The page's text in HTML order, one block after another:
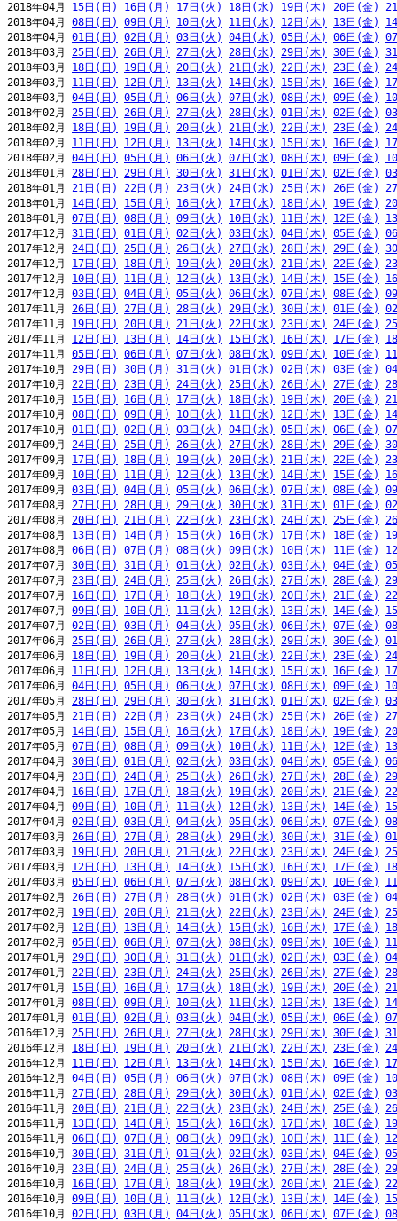
2018年04月 15日(日) 16日(月) 17日(火) 18日(水) 19日(木) 20日(金)
2018年04月 08日(日) 09日(月) 10日(火) 11日(水) 12日(木) 13日(金)
2018年04月 01日(日) 02日(月) 03日(火) 04日(水) 05日(木) 06日(金)
2018年03月 25日(日) 26日(月) 27日(火) 28日(水) 29日(木) 30日(金)
2018年03月 18日(日) 19日(月) 20日(火) 21日(水) 22日(木) 23日(金)
2018年03月 11日(日) 12日(月) 13日(火) 14日(水) 15日(木) 16日(金)
2018年03月 04日(日) 05日(月) 06日(火) 07日(水) 08日(木) 09日(金)
2018年02月 25日(日) 26日(月) 27日(火) 28日(水) 01日(木) 02日(金)
2018年02月 18日(日) 19日(月) 20日(火) 21日(水) 22日(木) 23日(金)
2018年02月 11日(日) 12日(月) 13日(火) 14日(水) 15日(木) 16日(金)
2018年02月 04日(日) 05日(月) 06日(火) 07日(水) 08日(木) 09日(金)
2018年01月 28日(日) 29日(月) 30日(火) 31日(水) 01日(木) 02日(金)
2018年01月 21日(日) 22日(月) 23日(火) 24日(水) 25日(木) 26日(金)
2018年01月 14日(日) 15日(月) 16日(火) 17日(水) 18日(木) 19日(金)
2018年01月 07日(日) 08日(月) 09日(火) 10日(水) 11日(木) 12日(金)
2017年12月 31日(日) 01日(月) 02日(火) 03日(水) 04日(木) 05日(金)
2017年12月 24日(日) 25日(月) 26日(火) 27日(水) 28日(木) 29日(金)
2017年12月 17日(日) 18日(月) 19日(火) 20日(水) 21日(木) 22日(金)
2017年12月 10日(日) 11日(月) 12日(火) 13日(水) 14日(木) 15日(金)
2017年12月 03日(日) 04日(月) 05日(火) 06日(水) 07日(木) 08日(金)
2017年11月 26日(日) 27日(月) 28日(火) 29日(水) 30日(木) 01日(金)
2017年11月 19日(日) 20日(月) 21日(火) 22日(水) 23日(木) 24日(金)
2017年11月 12日(日) 13日(月) 14日(火) 15日(水) 16日(木) 17日(金)
2017年11月 05日(日) 06日(月) 07日(火) 08日(水) 09日(木) 10日(金)
2017年10月 29日(日) 30日(月) 31日(火) 01日(水) 02日(木) 03日(金)
2017年10月 22日(日) 23日(月) 24日(火) 25日(水) 26日(木) 27日(金)
2017年10月 15日(日) 16日(月) 17日(火) 18日(水) 19日(木) 20日(金)
2017年10月 08日(日) 09日(月) 10日(火) 11日(水) 12日(木) 13日(金)
2017年10月 01日(日) 02日(月) 03日(火) 04日(水) 05日(木) 06日(金)
2017年09月 24日(日) 25日(月) 26日(火) 27日(水) 28日(木) 29日(金)
2017年09月 17日(日) 18日(月) 19日(火) 20日(水) 21日(木) 22日(金)
2017年09月 10日(日) 11日(月) 12日(火) 13日(水) 14日(木) 15日(金)
2017年09月 03日(日) 04日(月) 05日(火) 06日(水) 07日(木) 08日(金)
2017年08月 27日(日) 28日(月) 29日(火) 30日(水) 31日(木) 01日(金)
2017年08月 20日(日) 21日(月) 22日(火) 23日(水) 24日(木) 25日(金)
2017年08月 13日(日) 14日(月) 15日(火) 16日(水) 17日(木) 18日(金)
2017年08月 06日(日) 07日(月) 08日(火) 09日(水) 10日(木) 11日(金)
2017年07月 30日(日) 31日(月) 01日(火) 02日(水) 03日(木) 04日(金)
2017年07月 23日(日) 24日(月) 25日(火) 26日(水) 27日(木) 28日(金)
2017年07月 16日(日) 17日(月) 18日(火) 19日(水) 20日(木) 21日(金)
2017年07月 09日(日) 10日(月) 11日(火) 12日(水) 13日(木) 14日(金)
2017年07月 02日(日) 03日(月) 04日(火) 05日(水) 06日(木) 07日(金)
2017年06月 25日(日) 26日(月) 27日(火) 28日(水) 29日(木) 30日(金)
2017年06月 18日(日) 19日(月) 20日(火) 21日(水) 22日(木) 23日(金)
2017年06月 11日(日) 12日(月) 13日(火) 14日(水) 15日(木) 16日(金)
2017年06月 04日(日) 05日(月) 06日(火) 07日(水) 08日(木) 09日(金)
2017年05月 28日(日) 29日(月) 30日(火) 31日(水) 01日(木) 02日(金)
2017年05月 21日(日) 22日(月) 23日(火) 24日(水) 25日(木) 26日(金)
2017年05月 14日(日) 15日(月) 16日(火) 17日(水) 18日(木) 19日(金)
2017年05月 07日(日) 08日(月) 09日(火) 10日(水) 11日(木) 12日(金)
2017年04月 30日(日) 01日(月) 02日(火) 03日(水) 04日(木) 05日(金)
2017年04月 23日(日) 24日(月) 25日(火) 26日(水) 27日(木) 28日(金)
2017年04月 16日(日) 17日(月) 18日(火) 19日(水) 20日(木) 21日(金)
2017年04月 09日(日) 10日(月) 11日(火) 12日(水) 13日(木) 14日(金)
2017年04月 02日(日) 03日(月) 04日(火) 05日(水) 06日(木) 07日(金)
2017年03月 26日(日) 27日(月) 28日(火) 29日(水) 30日(木) 31日(金)
2017年03月 19日(日) 20日(月) 21日(火) 22日(水) 23日(木) 24日(金)
2017年03月 12日(日) 13日(月) 14日(火) 15日(水) 16日(木) 17日(金)
2017年03月 05日(日) 06日(月) 07日(火) 08日(水) 09日(木) 10日(金)
2017年02月 26日(日) 27日(月) 28日(火) 01日(水) 02日(木) 03日(金)
2017年02月 19日(日) 20日(月) 21日(火) 22日(水) 23日(木) 24日(金)
2017年02月 12日(日) 13日(月) 14日(火) 15日(水) 16日(木) 17日(金)
2017年02月 05日(日) 06日(月) 07日(火) 08日(水) 09日(木) 10日(金)
2017年01月 29日(日) 30日(月) 31日(火) 01日(水) 02日(木) 03日(金)
2017年01月 22日(日) 23日(月) 24日(火) 25日(水) 26日(木) 27日(金)
2017年01月 15日(日) 16日(月) 17日(火) 18日(水) 19日(木) 20日(金)
2017年01月 08日(日) 09日(月) 10日(火) 11日(水) 12日(木) 13日(金)
2017年01月 01日(日) 02日(月) 03日(火) 04日(水) 05日(木) 06日(金)
2016年12月 25日(日) 26日(月) 27日(火) 28日(水) 29日(木) 30日(金)
2016年12月 18日(日) 19日(月) 20日(火) 21日(水) 22日(木) 23日(金)
2016年12月 11日(日) 12日(月) 13日(火) 14日(水) 15日(木) 16日(金)
2016年12月 04日(日) 05日(月) 06日(火) 07日(水) 08日(木) 09日(金)
2016年11月 27日(日) 28日(月) 29日(火) 30日(水) 01日(木) 02日(金)
2016年11月 20日(日) 21日(月) 22日(火) 23日(水) 24日(木) 25日(金)
2016年11月 13日(日) 14日(月) 15日(火) 16日(水) 17日(木) 18日(金)
2016年11月 06日(日) 07日(月) 08日(火) 09日(水) 10日(木) 11日(金)
2016年10月 30日(日) 31日(月) 01日(火) 02日(水) 03日(木) 04日(金)
2016年10月 23日(日) 24日(月) 25日(火) 26日(水) 27日(木) 28日(金)
2016年10月 16日(日) 17日(月) 18日(火) 19日(水) 20日(木) 21日(金)
2016年10月 09日(日) 10日(月) 11日(火) 12日(水) 13日(木) 14日(金)
2016年10月 02日(日) 03日(月) 04日(火) 05日(水) 06日(木) 07日(金)